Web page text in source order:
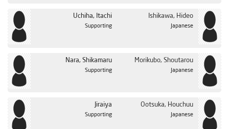
الحلقة 34
الحلقة 35
الحلقة 36
الحلقة 37
الحلقة 39
الحلقة 40
Uchiha, Itachi
Supporting
Ishikawa, Hideo
Japanese
Nara, Shikamaru
Supporting
Morikubo, Shoutarou
Japanese
Jiraiya
Supporting
Ootsuka, Houchuu
Japanese